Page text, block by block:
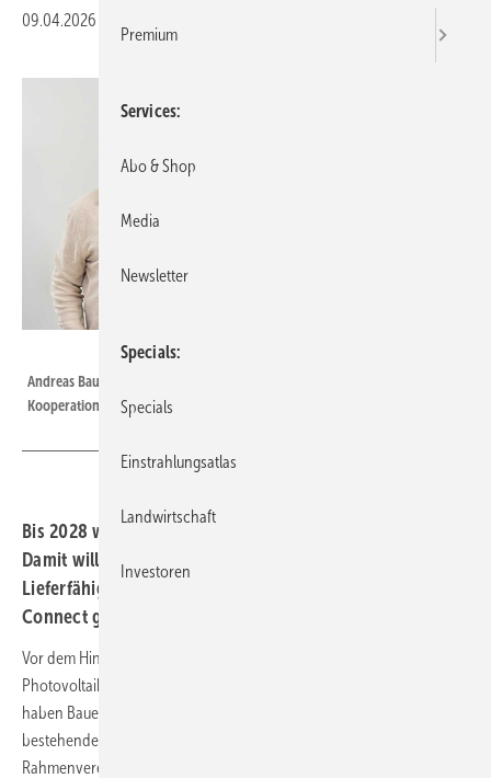
09.04.2026
Andreas Bauer (links) und Steffen Binzel (Densys PV5) besiegeln die neue
Kooperation.
Bis 2028 wurden größere Modulkontingente vereinbart.
Damit will der Großhändler Preisrisiken minimieren und
Lieferfähigkeit sichern. Der digitale Assistent Densys
Connect greift Installateuren unter die Arme.
Vor dem Hintergrund anhaltenden Preisdrucks im europäischen
Photovoltaikmarkt und zunehmender regulatorischer Anforderungen
haben Bauer Solar und die Densys PV5 ihre seit zehn Jahren
bestehende Zusammenarbeit langfristig abgesichert. Eine neue
Rahmenvereinbarung sieht für 2026 bis 2028 eine Mindestabnahme
Premium
Services
Abo & Shop
Media
Newsletter
Specials
Specials
Einstrahlungsatlas
Landwirtschaft
Investoren